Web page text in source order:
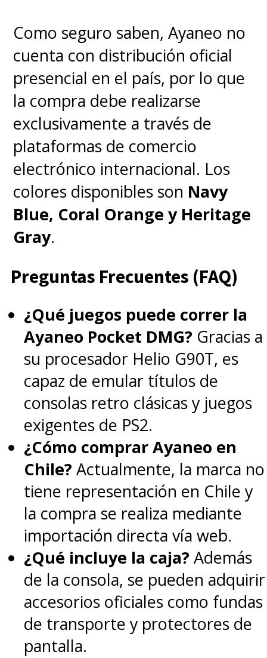
Como seguro saben, Ayaneo no
cuenta con distribución oficial
presencial en el país, por lo que
la compra debe realizarse
exclusivamente a través de
plataformas de comercio
electrónico internacional. Los
colores disponibles son Navy
Blue, Coral Orange y Heritage
Gray.
Preguntas Frecuentes (FAQ)
¿Qué juegos puede correr la
Ayaneo Pocket DMG? Gracias a
su procesador Helio G90T, es
capaz de emular títulos de
consolas retro clásicas y juegos
exigentes de PS2.
¿Cómo comprar Ayaneo en
Chile? Actualmente, la marca no
tiene representación en Chile y
la compra se realiza mediante
importación directa vía web.
¿Qué incluye la caja? Además
de la consola, se pueden adquirir
accesorios oficiales como fundas
de transporte y protectores de
pantalla.